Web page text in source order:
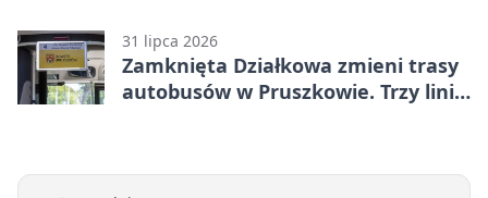
31 lipca 2026
Zamknięta Działkowa zmieni trasy
autobusów w Pruszkowie. Trzy linie